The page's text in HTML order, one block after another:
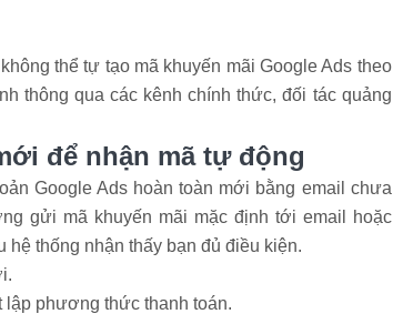
thể tự tạo mã khuyến mãi Google Ads theo
thông qua các kênh chính thức, đối tác quảng
để nhận mã tự động
Google Ads hoàn toàn mới bằng email chưa
gửi mã khuyến mãi mặc định tới email hoặc
hệ thống nhận thấy bạn đủ điều kiện.
lập phương thức thanh toán.